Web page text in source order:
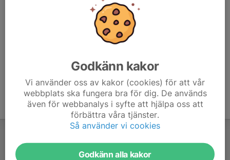
Godkänn kakor
Vi använder oss av kakor (cookies) för att vår
webbplats ska fungera bra för dig. De används
även för webbanalys i syfte att hjälpa oss att
förbättra våra tjänster.
Så använder vi cookies
Godkänn alla kakor